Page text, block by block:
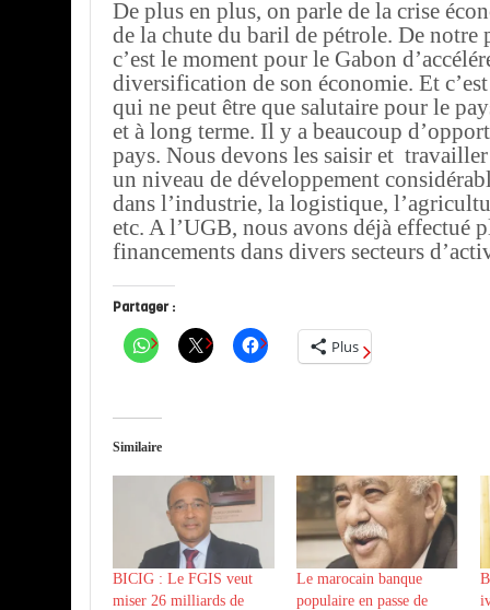
De plus en plus, on parle de la crise
de la chute du baril de pétrole. De
c’est le moment pour le Gabon
diversification de son économie. Et
qui ne peut être que salutaire pour le
et à long terme. Il y a beaucoup
pays. Nous devons les saisir et
un niveau de développement
dans l’industrie, la logistique,
etc. A l’UGB, nous avons déjà effectué
financements dans divers secteurs
Partager :
Plus
Similaire
BICIG : Le FGIS veut
miser 26 milliards de
Le marocain banque
populaire en passe de